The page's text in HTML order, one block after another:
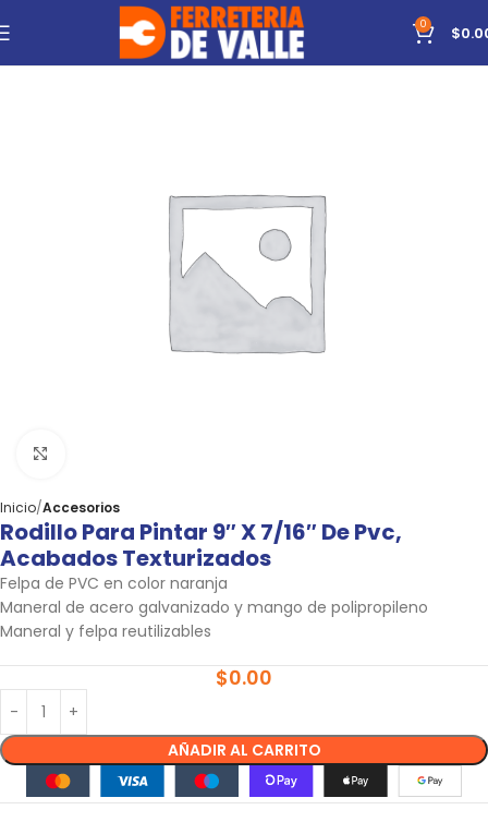
0 $
Inicio Accesorios
Rodillo Para Pintar 9″ X 7/16″ De Pvc,
Acabados Texturizados
Felpa de PVC en color naranja
Maneral de acero galvanizado y mango de polipropileno
Maneral y felpa reutilizables
$0.00
AÑADIR AL CARRITO